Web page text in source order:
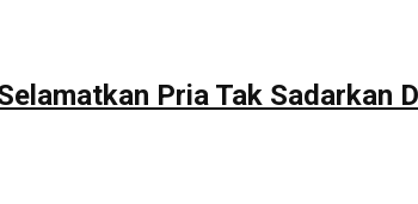
Pria Tak Sadarkan